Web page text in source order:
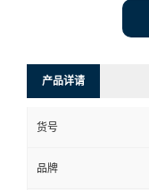
产品详请
货号
品牌